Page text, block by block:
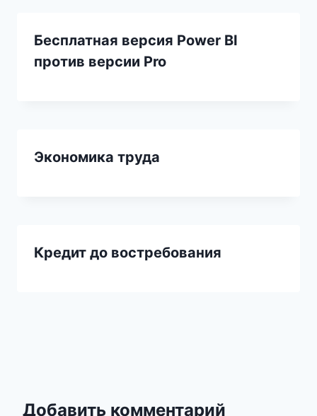
Бесплатная версия Power BI
против версии Pro
Экономика труда
Кредит до востребования
Добавить комментарий